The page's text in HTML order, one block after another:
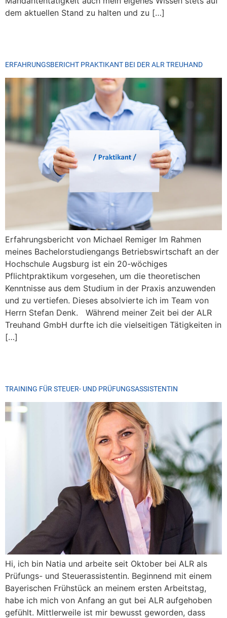
dem aktuellen Stand zu halten und zu […]
ERFAHRUNGSBERICHT PRAKTIKANT BEI DER ALR TREUHAND
Erfahrungsbericht von Michael Remiger Im Rahmen
meines Bachelorstudiengangs Betriebswirtschaft an der
Hochschule Augsburg ist ein 20-wöchiges
Pflichtpraktikum vorgesehen, um die theoretischen
Kenntnisse aus dem Studium in der Praxis anzuwenden
und zu vertiefen. Dieses absolvierte ich im Team von
Herrn Stefan Denk. Während meiner Zeit bei der ALR
Treuhand GmbH durfte ich die vielseitigen Tätigkeiten in
[…]
TRAINING FÜR STEUER- UND PRÜFUNGSASSISTENTIN
Hi, ich bin Natia und arbeite seit Oktober bei ALR als
Prüfungs- und Steuerassistentin. Beginnend mit einem
Bayerischen Frühstück an meinem ersten Arbeitstag,
habe ich mich von Anfang an gut bei ALR aufgehoben
gefühlt. Mittlerweile ist mir bewusst geworden, dass